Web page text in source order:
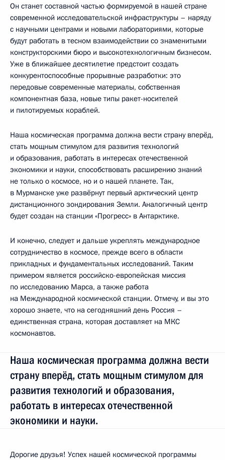
Он станет составной частью формируемой в нашей стране
современной исследовательской инфраструктуры – наряду
с научными центрами и новыми лабораториями, которые
будут работать в тесном взаимодействии со знаменитыми
конструкторскими бюро и высокотехнологичным бизнесом.
Уже в ближайшее десятилетие предстоит создать
конкурентоспособные прорывные разработки: это
передовые современные материалы, собственная
компонентная база, новые типы ракет-носителей
и пилотируемых кораблей.
Наша космическая программа должна вести страну вперёд,
стать мощным стимулом для развития технологий
и образования, работать в интересах отечественной
экономики и науки, способствовать расширению знаний
не только о космосе, но и о нашей планете. Так,
в Мурманске уже развёрнут первый арктический центр
дистанционного зондирования Земли. Аналогичный центр
будет создан на станции «Прогресс» в Антарктике.
И конечно, следует и дальше укреплять международное
сотрудничество в космосе, прежде всего в области
прикладных и фундаментальных исследований. Таким
примером является российско-европейская миссия
по исследованию Марса, а также работа
на Международной космической станции. Отмечу, и вы это
хорошо знаете, что на сегодняшний день Россия –
единственная страна, которая доставляет на МКС
космонавтов.
Наша космическая программа должна вести
страну вперёд, стать мощным стимулом для
развития технологий и образования,
работать в интересах отечественной
экономики и науки.
Дорогие друзья! Успех нашей космической программы